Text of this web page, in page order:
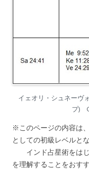
イェオリ・シュネーヴ
プ)
※このページの内容は
としての初級レベルとな
インド占星術をはじ
を理解することをおす